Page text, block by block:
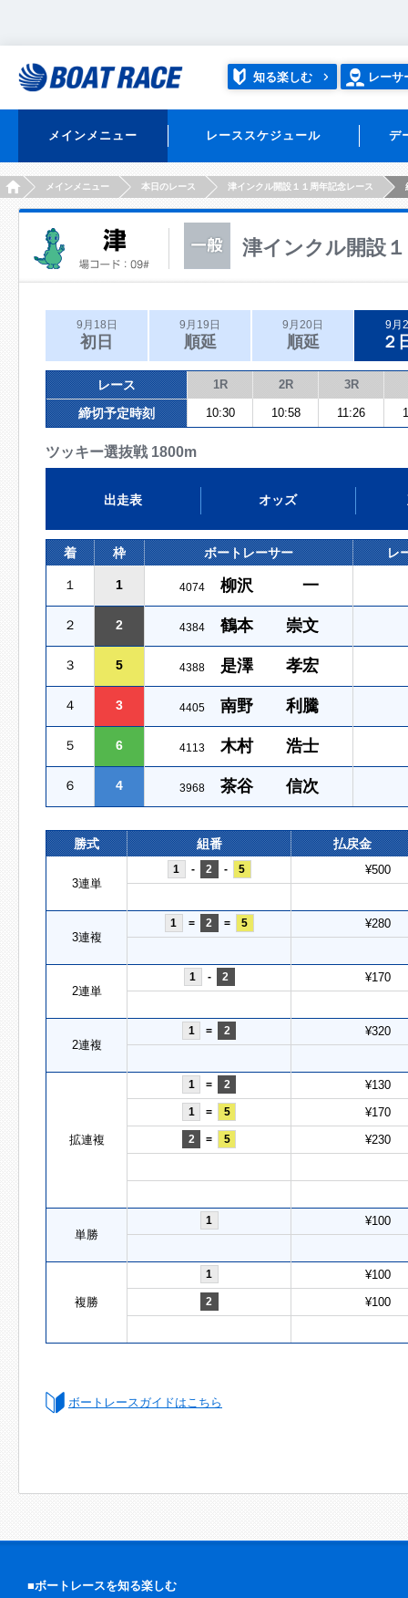
知る楽しむ レーサ
メインメニュー レーススケジュール デ
HOMEメインメニュー 本日のレース 津インクル開設１１周年記念レース
津インクル開設
9月18日
初日
9月19日
順延
9月20日
順延
9月
２
レース 1R 2R 3R
締切予定時刻 10:30 10:58 11:26
ツッキー選抜戦 1800m
出走表 オッズ
着 枠 ボートレーサー レ
１ 1 4074 柳沢 一
２ 2 4384 鶴本 崇文
３ 5 4388 是澤 孝宏
４ 3 4405 南野 利騰
５ 6 4113 木村 浩士
６ 4 3968 茶谷 信次
勝式 組番 払戻金
3連単
1 - 2 - 5 ¥500
3連複
1 = 2 = 5 ¥280
2連単
1 - 2 ¥170
2連複
1 = 2 ¥320
拡連複
1 = 2 ¥130
1 = 5 ¥170
2 = 5 ¥230
単勝
1 ¥100
複勝
1 ¥100
2 ¥100
ボートレースガイドはこちら
■ボートレースを知る楽しむ